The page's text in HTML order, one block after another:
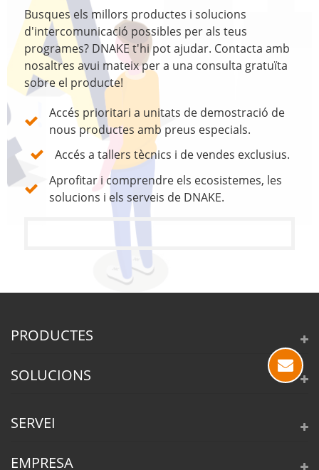
Busques els millors productes i solucions
d'intercomunicació possibles per als teus
programes? DNAKE t'hi pot ajudar. Contacta amb
nosaltres avui mateix per a una consulta gratuïta
sobre el producte!
Accés prioritari a unitats de demostració de
nous productes amb preus especials.
Accés a tallers tècnics i de vendes exclusius.
Aprofitar i comprendre els ecosistemes, les
solucions i els serveis de DNAKE.
PRODUCTES
SOLUCIONS
SERVEI
EMPRESA